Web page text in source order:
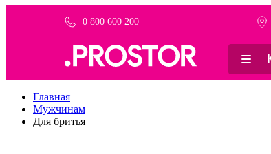
0 800 600 200
Главная
Мужчинам
Для бритья